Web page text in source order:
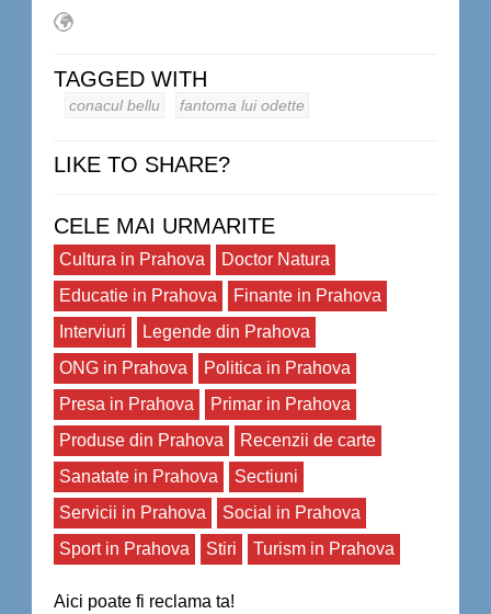
TAGGED WITH
conacul bellu fantoma lui odette
LIKE TO SHARE?
CELE MAI URMARITE
Cultura in Prahova
Doctor Natura
Educatie in Prahova
Finante in Prahova
Interviuri
Legende din Prahova
ONG in Prahova
Politica in Prahova
Presa in Prahova
Primar in Prahova
Produse din Prahova
Recenzii de carte
Sanatate in Prahova
Sectiuni
Servicii in Prahova
Social in Prahova
Sport in Prahova
Stiri Turism in Prahova
Aici poate fi reclama ta!